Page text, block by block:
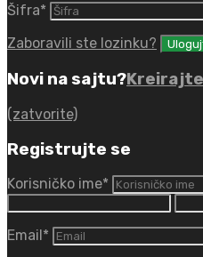
Šifra*
Zaboravili ste lozinku?
Novi na sajtu?
(zatvorite)
Registrujte se
Korisničko ime*
Email *